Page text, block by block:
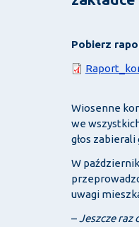
Pobierz
Документ
Wiosenne
we
głos
W
uwagi
–Jeszcze raz